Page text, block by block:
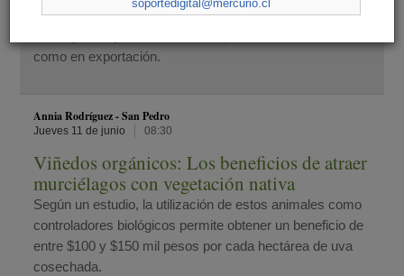
soporte a procedimientos legales que guarden relación
como en exportación.
Annia Rodríguez - San Pedro
Jueves 11 de junio 08:30
Viñedos orgánicos: Los beneficios de atraer
murciélagos con vegetación nativa
Según un estudio, la utilización de estos animales como
controladores biológicos permite obtener un beneficio de
entre $100 y $150 mil pesos por cada hectárea de uva
cosechada.
soportedigital@mercurio.cl